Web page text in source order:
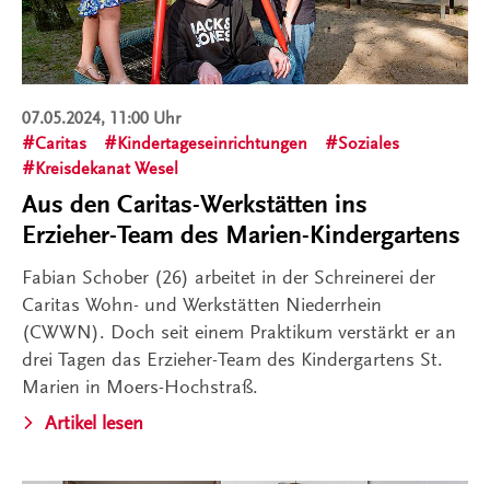
07.05.2024, 11:00 Uhr
Caritas
Kindertageseinrichtungen
Soziales
Kreisdekanat Wesel
Aus den Caritas-Werkstätten ins
Erzieher-Team des Marien-Kindergartens
Fabian Schober (26) arbeitet in der Schreinerei der
Caritas Wohn- und Werkstätten Niederrhein
(CWWN). Doch seit einem Praktikum verstärkt er an
drei Tagen das Erzieher-Team des Kindergartens St.
Marien in Moers-Hochstraß.
Artikel lesen